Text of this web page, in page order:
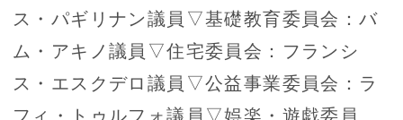
ス・パギリナン議員▽基礎教育委員会：バ
ム・アキノ議員▽住宅委員会：フランシ
ス・エスクデロ議員▽公益事業委員会：ラ
フィ・トゥルフォ議員▽娯楽・遊戯委員